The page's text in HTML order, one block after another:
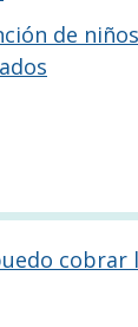
de
cobrar